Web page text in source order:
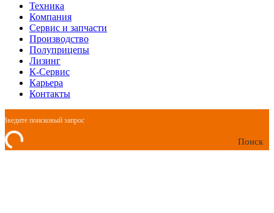
Техника
Компания
Сервис и запчасти
Производство
Полуприцепы
Лизинг
К-Сервис
Карьера
Контакты
Поиск